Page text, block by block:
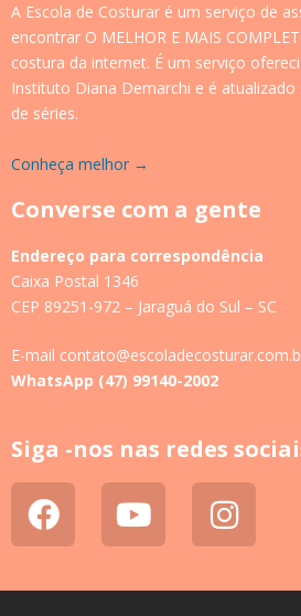
A Escola de Costurar é um serviço de
encontrar O MELHOR E MAIS
costura da internet. É um serviço
Instituto Diana Demarchi e é
de séries.
Conheça melhor →
Converse com a gente
Endereço para correspondência
Caixa Postal 1346
CEP 89251-972 – Jaraguá do Sul – SC
E-mail
WhatsApp (47) 99140-2002
Siga -nos nas redes